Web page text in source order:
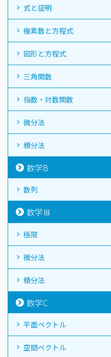
式と証明
複素数と方程式
図形と方程式
三角関数
指数・対数関数
微分法
積分法
数学B
数列
数学Ⅲ
極限
微分法
積分法
数学C
平面ベクトル
空間ベクトル